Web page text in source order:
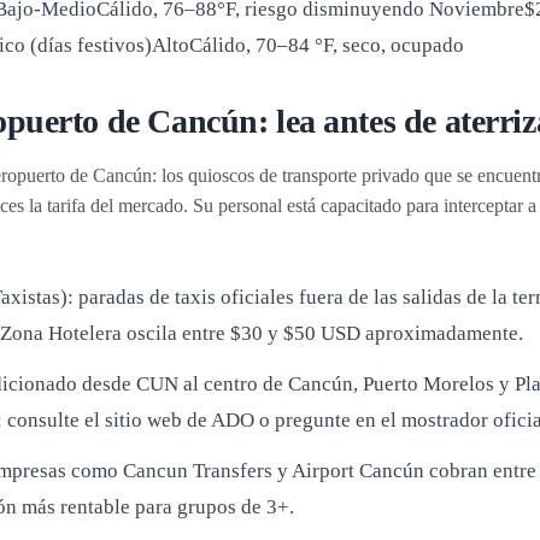
MedioCálido, 76–88°F, riesgo disminuyendo
(días festivos)AltoCálido, 70–84 °F, seco, ocupado
de Cancún: lea antes de
de Cancún: los quioscos de transporte privado que se
la tarifa del mercado. Su personal está capacitado para interceptar
paradas de taxis oficiales fuera de las salidas de la
Hotelera oscila entre $30 y $50 USD aproximadamente.
desde CUN al centro de Cancún, Puerto Morelos y
el sitio web de ADO o pregunte en el mostrador
como Cancun Transfers y Airport Cancún cobran
más rentable para grupos de 3+.